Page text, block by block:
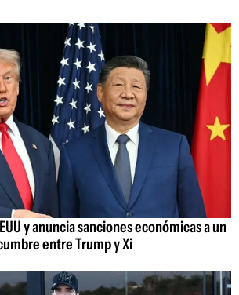
y anuncia sanciones económicas a un
entre Trump y Xi